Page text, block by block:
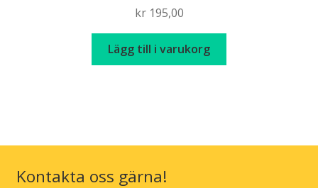
kr195,00
Lägg till i varukorg
Kontakta oss gärna!